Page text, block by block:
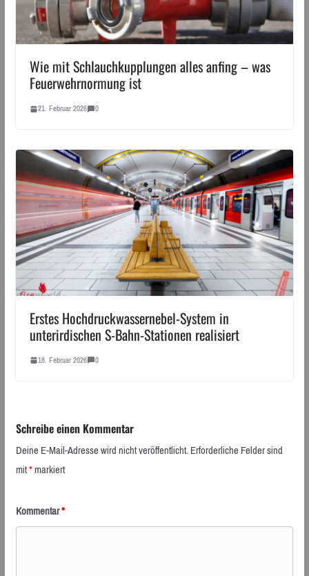
Wie mit Schlauchkupplungen alles anfing – was
Feuerwehrnormung ist
21. Februar 2026 0
Erstes Hochdruckwassernebel-System in
unterirdischen S-Bahn-Stationen realisiert
18. Februar 2026 0
Schreibe einen Kommentar
Deine E-Mail-Adresse wird nicht veröffentlicht.Erforderliche Felder sind
mit*markiert
Kommentar*